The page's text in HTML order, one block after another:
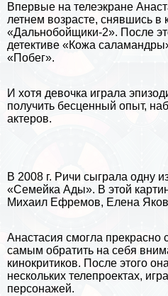
Впервые на телеэкране
летнем возрасте, снявшись в
«Дальнобойщики-2». После
детективе «Кожа
«Побег».
И хотя дeвoчка играла
получить бесценный опыт,
актеров.
В 2008 г. Ричи сыграла одну
«Семейка Ады». В этой
Михаил Ефремов, Елена
Анастасия смогла прекрасно
самым обратить на себя
кинокритиков. После этого
нескольких телепроектах,
персонажей.